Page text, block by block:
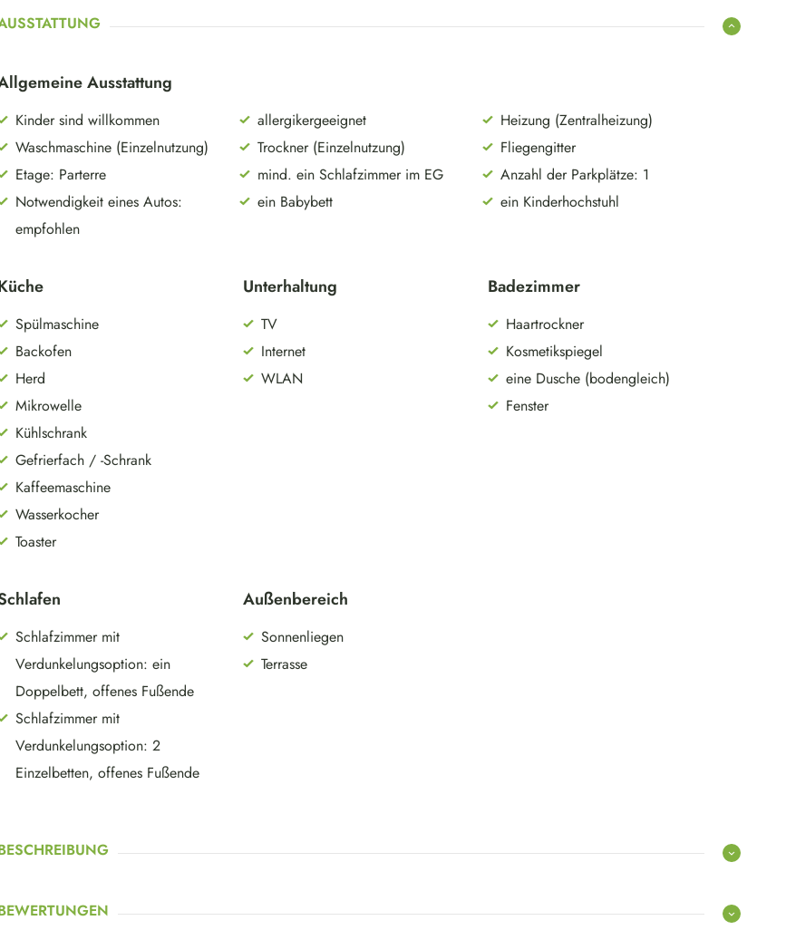
Ausstattung
Kinder sind willkommen allergikergeeignet
Heizung (Zentralheizung)
Waschmaschine (Einzelnutzung)
Trockner (Einzelnutzung)
Fliegengitter
Etage: Parterre
mind. ein Schlafzimmer im EG
Anzahl der Parkplätze: 1
Notwendigkeit eines Autos:
empfohlen
ein Babybett ein Kinderhochstuhl
Spülmaschine
Backofen
Herd
Mikrowelle
Kühlschrank
Gefrierfach / -Schrank
Kaffeemaschine
Wasserkocher
Toaster
Unterhaltung
TV
Internet
WLAN
Badezimmer
Haartrockner
Kosmetikspiegel
eine Dusche (bodengleich)
Fenster
Schlafzimmer mit
Verdunkelungsoption: ein
Doppelbett, offenes Fußende
Schlafzimmer mit
Verdunkelungsoption: 2
Einzelbetten, offenes Fußende
Außenbereich
Sonnenliegen
Terrasse